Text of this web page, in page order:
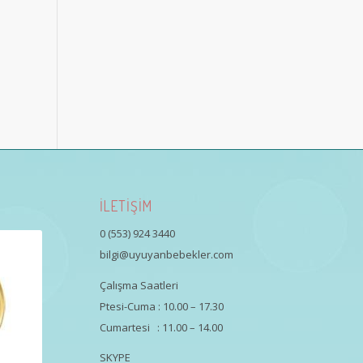
İLETİŞİM
0 (553) 924 3440
bilgi@uyuyanbebekler.com
Çalışma Saatleri
Ptesi-Cuma : 10.00 – 17.30
Cumartesi : 11.00 – 14.00
SKYPE